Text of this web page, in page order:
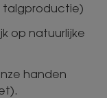
talgproductie)
op natuurlijke
handen